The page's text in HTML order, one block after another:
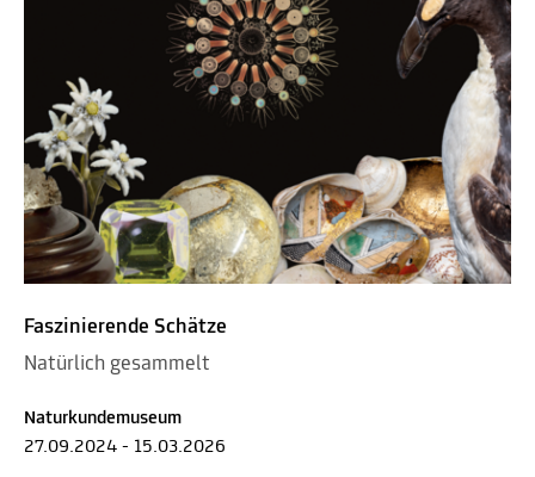
Faszinierende Schätze
Natürlich gesammelt
Naturkundemuseum
27.09.2024 - 15.03.2026